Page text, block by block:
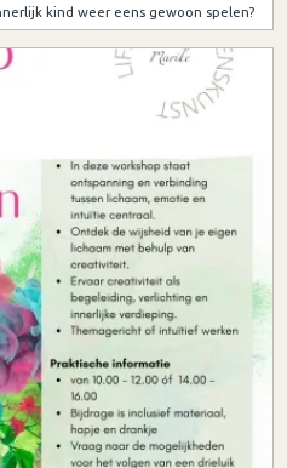
kind weer eens gewoon spelen?